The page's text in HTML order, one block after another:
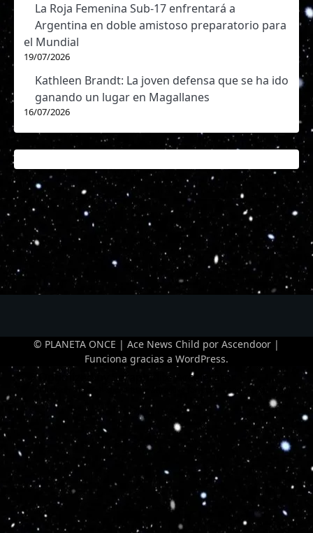
La Roja Femenina Sub-17 enfrentará a
Argentina en doble amistoso preparatorio para
el Mundial
19/07/2026
Kathleen Brandt: La joven defensa que se ha ido
ganando un lugar en Magallanes
16/07/2026
© PLANETA ONCE | Ace News Child por Ascendoor |
Funciona gracias a WordPress.
Optimized by Seraphinite Accelerator
Turns on site high speed to be attractive for people and search engines.